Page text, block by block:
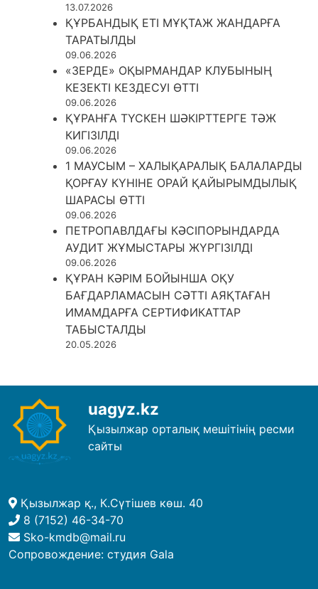
13.07.2026
ҚҰРБАНДЫҚ ЕТІ МҰҚТАЖ ЖАНДАРҒА
ТАРАТЫЛДЫ
09.06.2026
«ЗЕРДЕ» ОҚЫРМАНДАР КЛУБЫНЫҢ
КЕЗЕКТІ КЕЗДЕСУІ ӨТТІ
09.06.2026
ҚҰРАНҒА ТҮСКЕН ШӘКІРТТЕРГЕ ТӘЖ
КИГІЗІЛДІ
09.06.2026
1 МАУСЫМ – ХАЛЫҚАРАЛЫҚ БАЛАЛАРДЫ
ҚОРҒАУ КҮНІНЕ ОРАЙ ҚАЙЫРЫМДЫЛЫҚ
ШАРАСЫ ӨТТІ
09.06.2026
ПЕТРОПАВЛДАҒЫ КӘСІПОРЫНДАРДА
АУДИТ ЖҰМЫСТАРЫ ЖҮРГІЗІЛДІ
09.06.2026
ҚҰРАН КӘРІМ БОЙЫНША ОҚУ
БАҒДАРЛАМАСЫН СӘТТІ АЯҚТАҒАН
ИМАМДАРҒА СЕРТИФИКАТТАР
ТАБЫСТАЛДЫ
20.05.2026
uagyz.kz
Қызылжар орталық мешітінің ресми
сайты
Қызылжар қ., К.Сүтішев көш. 40
8 (7152) 46-34-70
Sko-kmdb@mail.ru
Сопровождение: студия Gala